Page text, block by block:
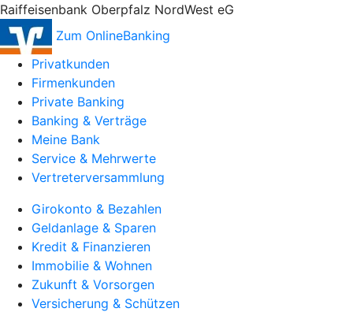
Raiffeisenbank Oberpfalz NordWest eG
Zum OnlineBanking
Privatkunden
Firmenkunden
Private Banking
Banking & Verträge
Meine Bank
Service & Mehrwerte
Vertreterversammlung
Girokonto & Bezahlen
Geldanlage & Sparen
Kredit & Finanzieren
Immobilie & Wohnen
Zukunft & Vorsorgen
Versicherung & Schützen